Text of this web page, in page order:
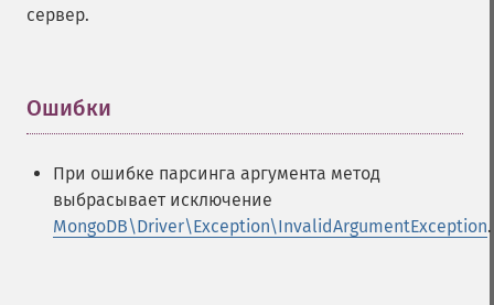
сервер.
Ошибки
При ошибке парсинга аргумента метод
выбрасывает исключение
MongoDB\Driver\Exception\InvalidArgumentException.